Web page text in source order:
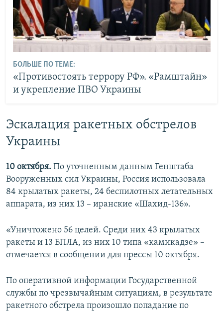
БОЛЬШЕ ПО ТЕМЕ:
«Противостоять террору РФ». «Рамштайн»
и укрепление ПВО Украины
Эскалация ракетных обстрелов
Украины
10 октября. По уточненным данным Генштаба
Вооруженных сил Украины, Россия использовала
84 крылатых ракеты, 24 беспилотных летательных
аппарата, из них 13 – иранские «Шахид-136».
«Уничтожено 56 целей. Среди них 43 крылатых
ракеты и 13 БПЛА, из них 10 типа «камикадзе» –
отмечается в сообщении для прессы 10 октября.
По оперативной информации Государственной
службы по чрезвычайным ситуациям, в результате
ракетного обстрела произошло попадание по